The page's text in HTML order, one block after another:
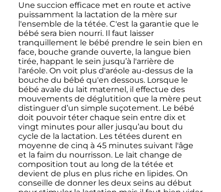
Une succion efficace met en route et active
puissamment la lactation de la mère sur
l'ensemble de la tétée. C'est la garantie que le
bébé sera bien nourri. Il faut laisser
tranquillement le bébé prendre le sein bien en
face, bouche grande ouverte, la langue bien
tirée, happant le sein jusqu’à l'arrière de
l'aréole. On voit plus d'aréole au-dessus de la
bouche du bébé qu'en dessous. Lorsque le
bébé avale du lait maternel, il effectue des
mouvements de déglutition que la mère peut
distinguer d’un simple suçotement. Le bébé
doit pouvoir téter chaque sein entre dix et
vingt minutes pour aller jusqu’au bout du
cycle de la lactation. Les tétées durent en
moyenne de cinq à 45 minutes suivant l'âge
et la faim du nourrisson. Le lait change de
composition tout au long de la tétée et
devient de plus en plus riche en lipides. On
conseille de donner les deux seins au début